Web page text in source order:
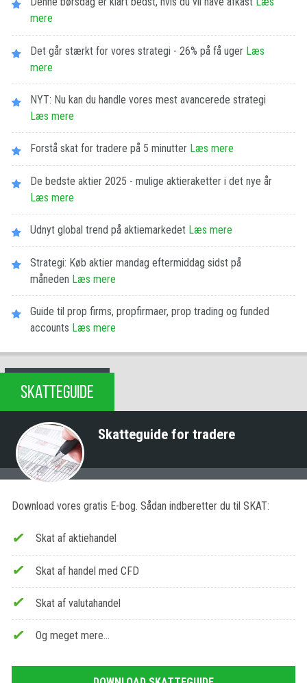
mere
Det går stærkt for vores strategi - 26% på få uger Læs
mere
NYT: Nu kan du handle vores mest avancerede strategi
Læs mere
Forstå skat for tradere på 5 minutter Læs mere
De bedste aktier 2025 - mulige aktieraketter i det nye år
Læs mere
Udnyt global trend på aktiemarkedet Læs mere
Strategi: Køb aktier mandag eftermiddag sidst på
måneden Læs mere
Guide til prop firms, propfirmaer, prop trading og funded
accounts Læs mere
SKATTEGUIDE
Skatteguide for tradere
Download vores gratis E-bog. Sådan indberetter du til SKAT:
Skat af aktiehandel
Skat af handel med CFD
Skat af valutahandel
Og meget mere…